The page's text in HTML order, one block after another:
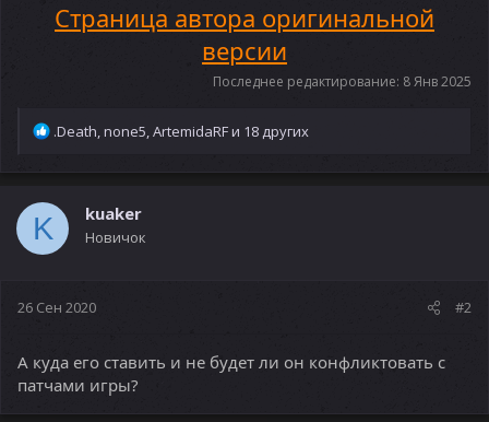
Страница автора оригинальной
версии
Последнее редактирование: 8 Янв 2025
Р
а
ц
и
.Death,none5,ArtemidaRFи 18 других
K kuaker
Новичок
26 Сен 2020 #2
А куда его ставить и не будет ли он конфликтовать с
патчами игры?